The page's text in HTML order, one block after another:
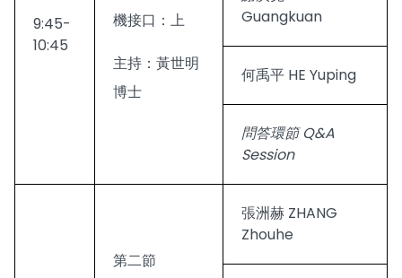
9:45-
10:45
機接口：上
主持：黃世明
博士
Guangkuan
何禹平 HE Yuping
問答環節 Q&A
Session
第二節
張洲赫 ZHANG
Zhouhe